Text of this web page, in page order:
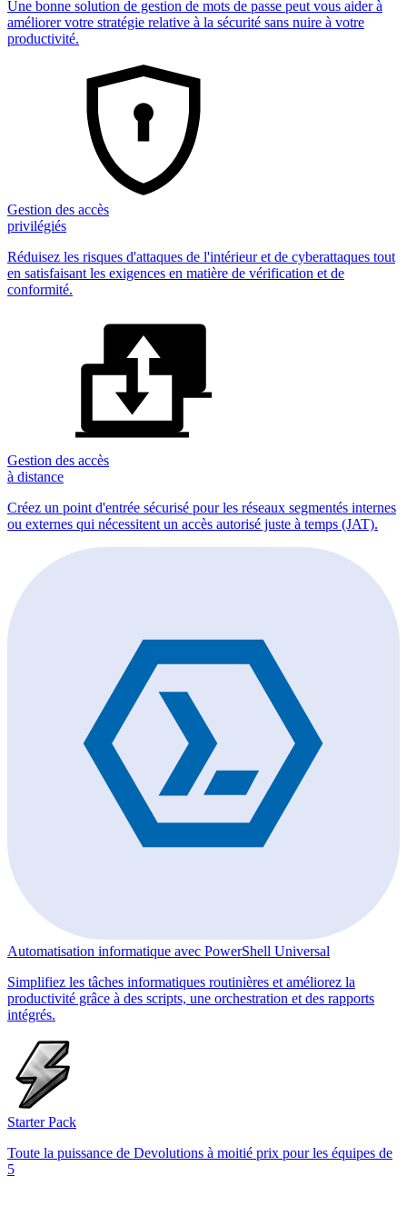
Une bonne solution de gestion de mots de passe peut vous aider à
améliorer votre stratégie relative à la sécurité sans nuire à votre
productivité.
Gestion des accès
privilégiés
Réduisez les risques d'attaques de l'intérieur et de cyberattaques tout
en satisfaisant les exigences en matière de vérification et de
conformité.
Gestion des accès
à distance
Créez un point d'entrée sécurisé pour les réseaux segmentés internes
ou externes qui nécessitent un accès autorisé juste à temps (JAT).
Automatisation informatique avec PowerShell Universal
Simplifiez les tâches informatiques routinières et améliorez la
productivité grâce à des scripts, une orchestration et des rapports
intégrés.
Starter Pack
Toute la puissance de Devolutions à moitié prix pour les équipes de
5